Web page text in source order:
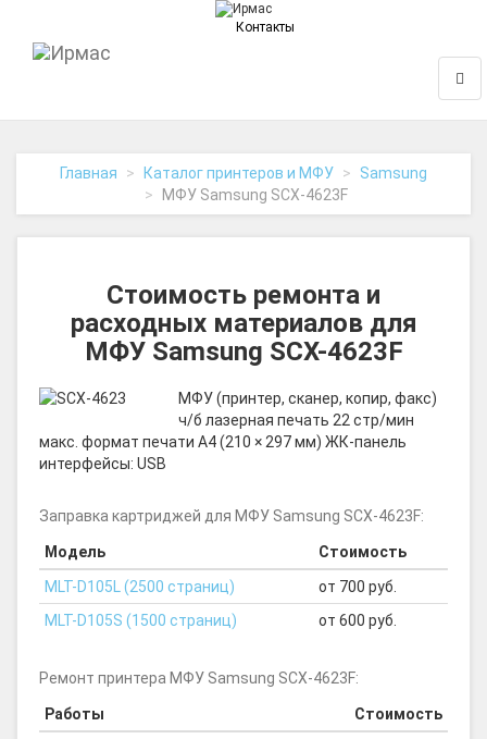
Контакты
Главная Каталог принтеров и МФУ
Samsung
МФУ Samsung SCX-4623F
Стоимость ремонта и
расходных материалов для
МФУ Samsung SCX-4623F
МФУ (принтер, сканер, копир, факс)
ч/б лазерная печать 22 стр/мин
макс. формат печати A4 (210 × 297 мм) ЖК-панель
интерфейсы: USB
Заправка картриджей для МФУ Samsung SCX-4623F:
Модель
Стоимость
MLT-D105L (2500 страниц)
от 700 руб.
MLT-D105S (1500 страниц)
от 600 руб.
Ремонт принтера МФУ Samsung SCX-4623F:
Работы
Стоимость